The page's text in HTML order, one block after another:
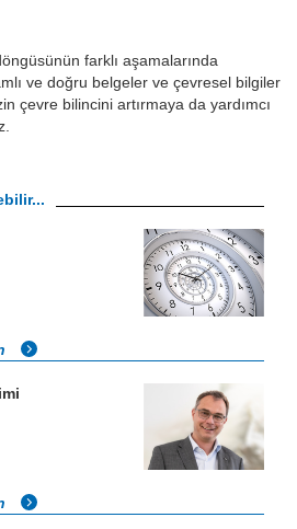
farklı aşamalarında
ve doğru belgeler ve çevresel bilgiler
çevre bilincini artırmaya da yardımcı